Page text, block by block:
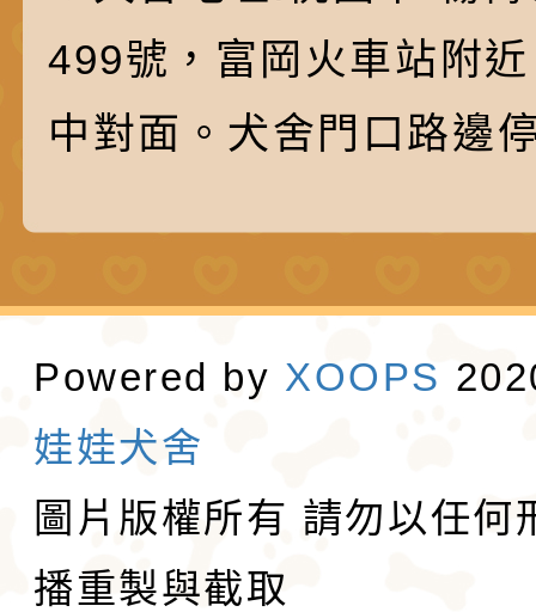
499號，富岡火車站附
中對面。犬舍門口路邊
Powered by XOOPS
娃娃犬舍
圖片版權所有 請勿以任何
播重製與截取